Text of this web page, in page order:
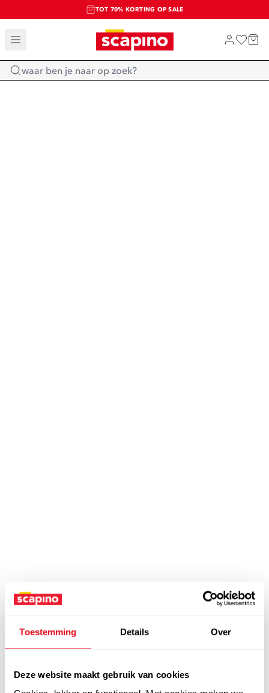
Toestemming Details Over
Deze website maakt gebruik van cookies
TOT 70% KORTING OP SALE
SALE: LAATSTE KANS!
SHOP NIEUW
Home